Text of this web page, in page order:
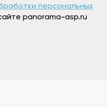
персональных
panorama-asp.ru